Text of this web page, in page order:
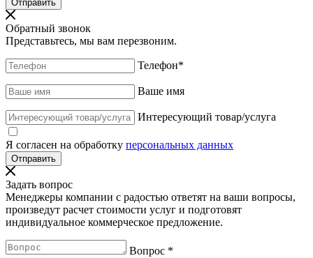
Обратный звонок
Представьтесь, мы вам перезвоним.
Телефон*
Ваше имя
Интересующий товар/услуга
Я согласен на обработку персональных данных
Задать вопрос
Менеджеры компании с радостью ответят на ваши вопросы,
произведут расчет стоимости услуг и подготовят
индивидуальное коммерческое предложение.
Вопрос *